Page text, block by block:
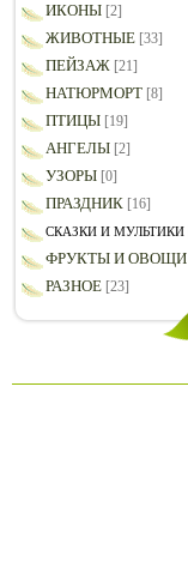
ИКОНЫ [2]
ЖИВОТНЫЕ [33]
ПЕЙЗАЖ [21]
НАТЮРМОРТ [8]
ПТИЦЫ [19]
АНГЕЛЫ [2]
УЗОРЫ [0]
ПРАЗДНИК [16]
СКАЗКИ И МУЛЬТИКИ
ФРУКТЫ И ОВОЩИ
РАЗНОЕ [23]